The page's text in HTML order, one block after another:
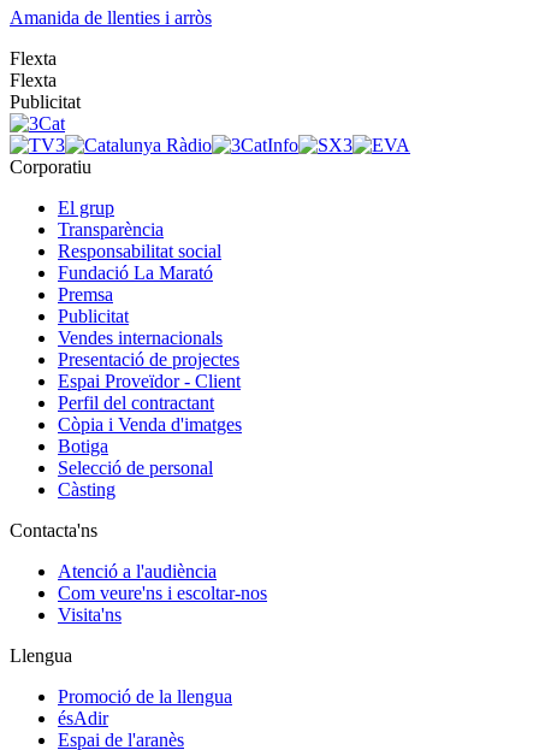
Amanida de llenties i arròs
Flexta
Flexta
Publicitat
Corporatiu
El grup
Transparència
Responsabilitat social
Fundació La Marató
Premsa
Publicitat
Vendes internacionals
Presentació de projectes
Espai Proveïdor - Client
Perfil del contractant
Còpia i Venda d'imatges
Botiga
Selecció de personal
Càsting
Contacta'ns
Atenció a l'audiència
Com veure'ns i escoltar-nos
Visita'ns
Llengua
Promoció de la llengua
ésAdir
Espai de l'aranès